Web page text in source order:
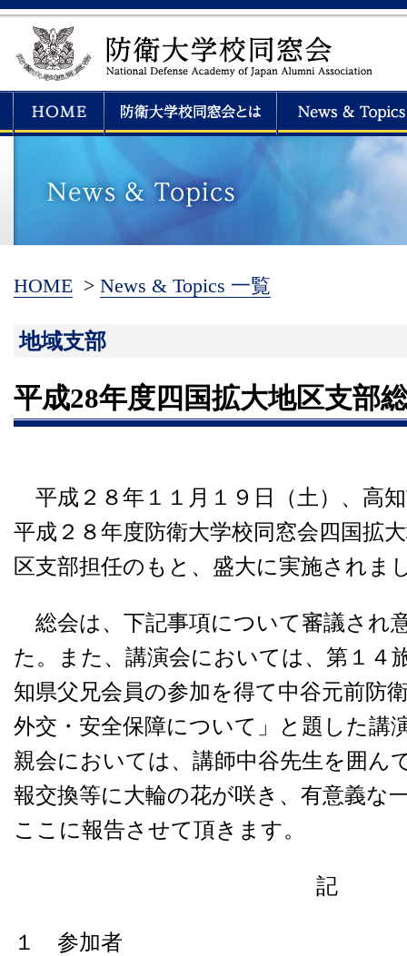
HOME > News & Topics 一覧
地域支部
平成28年度四国拡大地区支部
平成２８年１１月１９日（土）、高
平成２８年度防衛大学校同窓会四国拡
区支部担任のもと、盛大に実施されま
総会は、下記事項について審議され
た。また、講演会においては、第１４
知県父兄会員の参加を得て中谷元前防
外交・安全保障について」と題した講
親会においては、講師中谷先生を囲ん
報交換等に大輪の花が咲き、有意義な
ここに報告させて頂きます。
記
１ 参加者